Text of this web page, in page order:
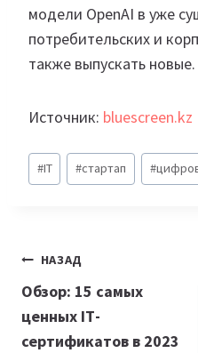
модели OpenAI в уже
потребительских и
также выпускать новые.
Источник: bluescreen.kz
Метки
записи:
#IT #стартап #
Навигация
по
записям
НАЗАД
Обзор: 15 самых
ценных IТ-
сертификатов в 2023